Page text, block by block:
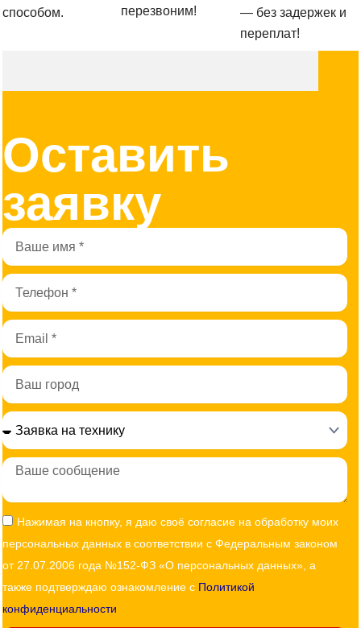
способом.
перезвоним!
— без задержек и
переплат!
Оставить
заявку
Имя
Телефон
Email
Город
Сообщение
Согласие
Нажимая на кнопку, я даю своё согласие на обработку моих
персональных данных в соответствии с Федеральным законом
от 27.07.2006 года №152-ФЗ «О персональных данных», а
также подтверждаю ознакомление с Политикой
конфиденциальности